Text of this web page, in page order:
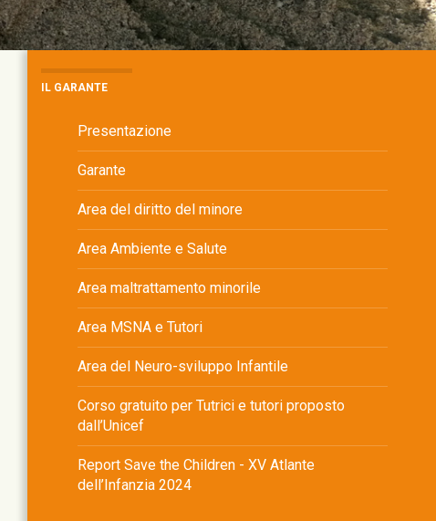
IL GARANTE
Presentazione
Garante
Area del diritto del minore
Area Ambiente e Salute
Area maltrattamento minorile
Area MSNA e Tutori
Area del Neuro-sviluppo Infantile
Corso gratuito per Tutrici e tutori proposto
dall’Unicef
Report Save the Children - XV Atlante
dell’Infanzia 2024